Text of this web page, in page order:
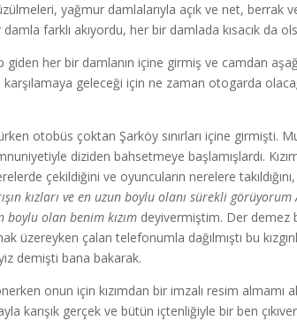
yağmur damlalarıyla açık ve net,
farklı akıyordu, her bir damlada kısacık da
giden her bir damlanın içine girmiş ve camdan
karşılamaya geleceği için ne zaman otogarda
otobüs çoktan Şarköy sınırları içine girmişti.
diziden bahsetmeye başlamışlardı.
çekildiğini ve oyuncuların nerelere
kızları ve en uzun boylu olanı sürekli
boylu olan benim kızımdeyivermiştim. Der demez
üzereyken çalan telefonumla dağılmıştı bu
demişti bana bakarak.
onun için kızımdan bir imzalı resim
karışık gerçek ve bütün içtenliğiyle bir ben